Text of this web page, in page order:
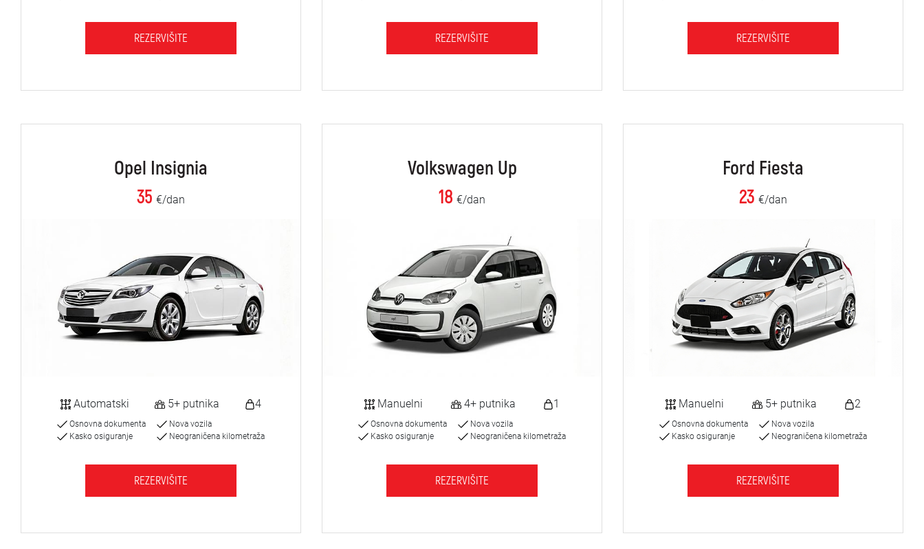
REZERVIŠITE REZERVIŠITE REZERVIŠITE
Opel Insignia
35 €/dan
Automatski 5+ putnika 4
Osnovna dokumenta
Kasko osiguranje
Nova vozila
Neograničena kilometraža
REZERVIŠITE
Volkswagen Up
18 €/dan
Manuelni 4+ putnika 1
Osnovna dokumenta
Kasko osiguranje
Nova vozila
Neograničena kilometraža
REZERVIŠITE
Ford Fiesta
23 €/dan
Manuelni 5+ putnika 2
Osnovna dokumenta
Kasko osiguranje
Nova vozila
Neograničena kilometraža
REZERVIŠITE